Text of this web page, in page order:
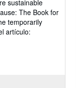
sustainable
The Book for
temporarily
artículo: